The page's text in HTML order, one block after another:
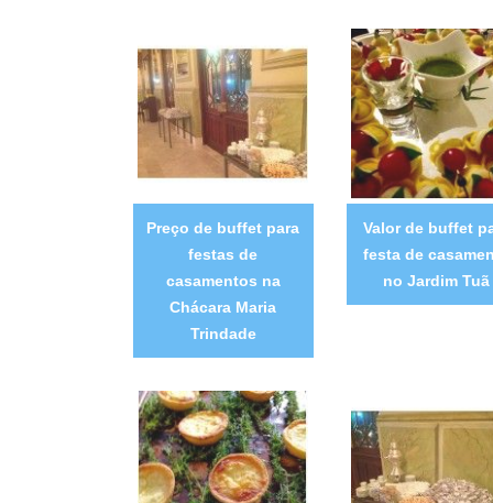
Preço de buffet para
festas de
casamentos na
Chácara Maria
Trindade
Valor de buffet
festa de
no Jardim Tuã